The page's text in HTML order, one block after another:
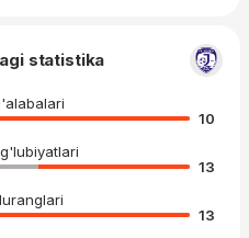
statistika
10
13
13